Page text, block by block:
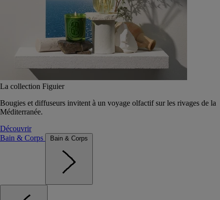
La collection Figuier
Bougies et diffuseurs invitent à un voyage olfactif sur les rivages de la
Méditerranée.
Découvrir
Bain & Corps
Bain & Corps